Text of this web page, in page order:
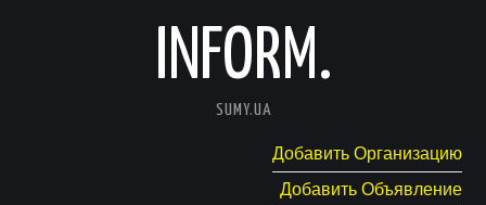
INFORM.
SUMY.UA
Добавить Организацию
Добавить Объявление